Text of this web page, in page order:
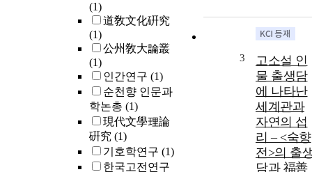
(1)
道敎文化硏究
(1)
公州敎大論叢
(1)
인간연구 (1)
순천향 인문과
학논총 (1)
現代文學理論
硏究 (1)
기호학연구 (1)
한국고전연구
3
고소설 인
물 출생담
에 나타난
세계관과
자연의 섭
리 – <숙향
전>의 출
담과 福善